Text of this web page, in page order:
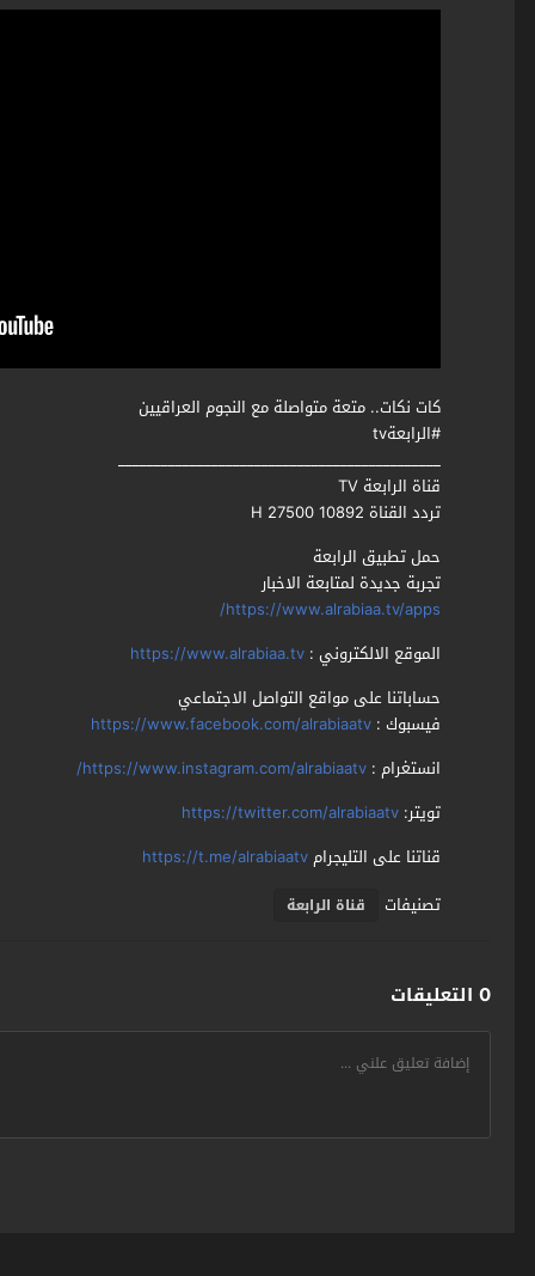
كات نكات.. متعة متواصلة مع النجوم العراقيين
#الرابعةtv
_____________________________________________
قناة الرابعة TV
تردد القناة 10892 27500 H
حمل تطبيق الرابعة
تجربة جديدة لمتابعة الاخبار
https://www.alrabiaa.tv/apps/
الموقع الالكتروني :https://www.alrabiaa.tv
حساباتنا على مواقع التواصل الاجتماعي
فيسبوك :https://www.facebook.com/alrabiaatv
انستغرام :https://www.instagram.com/alrabiaatv/
تويتر:https://twitter.com/alrabiaatv
قناتنا على التليجرامhttps://t.me/alrabiaatv
تصنيفات
قناة الرابعة
0 التعليقات